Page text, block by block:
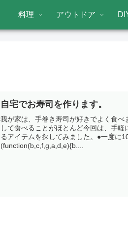
料理 アウトドア
自宅でお寿司を作ります。
我が家は、手巻き寿司が好きでよく食べ
して食べることがほとんど今回は、手
るアイテムを探してみました。●一度に
(function(b,c,f,g,a,d,e){b....